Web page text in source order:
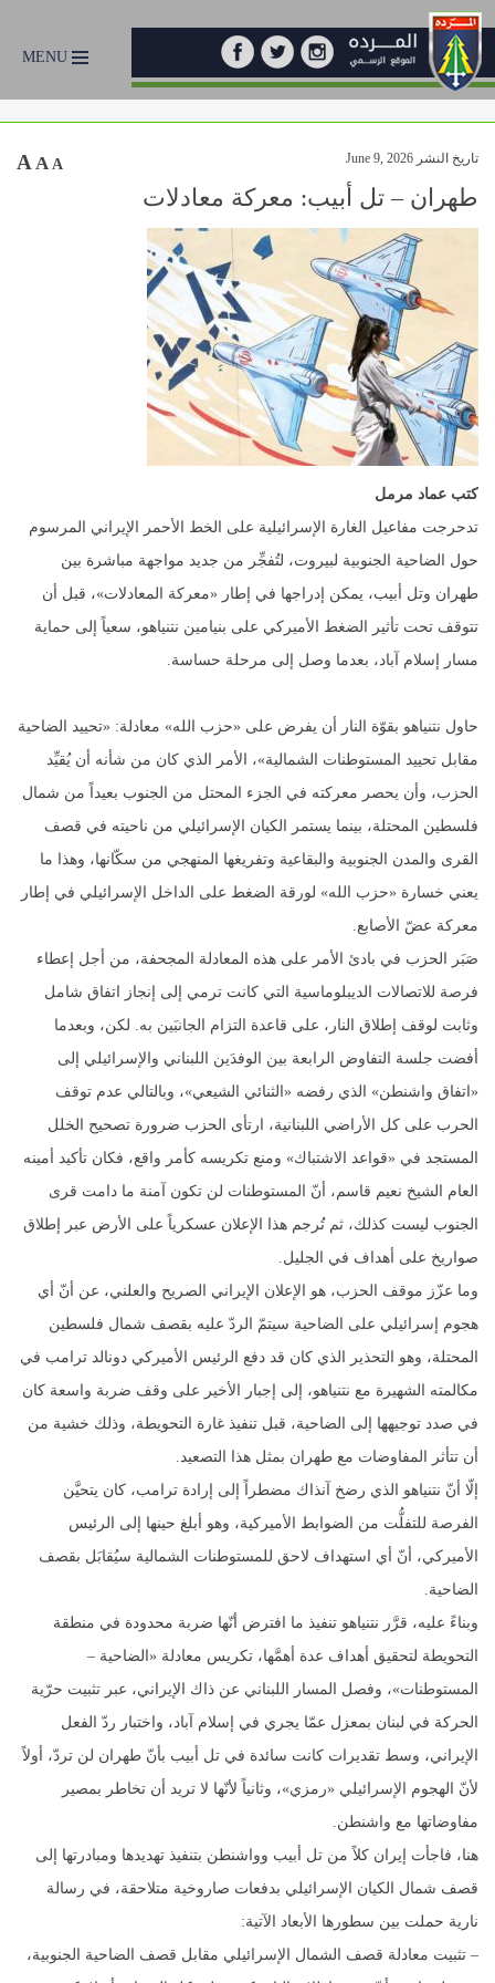
MENU
تاريخ النشر June 9, 2026 A A A
طهران – تل أبيب: معركة معادلات
كتب عماد مرمل
تدحرجت مفاعيل الغارة الإسرائيلية على الخط الأحمر الإيراني المرسوم
حول الضاحية الجنوبية لبيروت، لتُفجِّر من جديد مواجهة مباشرة بين
طهران وتل أبيب، يمكن إدراجها في إطار «معركة المعادلات»، قبل أن
تتوقف تحت تأثير الضغط الأميركي على بنيامين نتنياهو، سعياً إلى حماية
مسار إسلام آباد، بعدما وصل إلى مرحلة حساسة.
حاول نتنياهو بقوّة النار أن يفرض على «حزب الله» معادلة: «تحييد الضاحية
مقابل تحييد المستوطنات الشمالية»، الأمر الذي كان من شأنه أن يُقيِّد
الحزب، وأن يحصر معركته في الجزء المحتل من الجنوب بعيداً من شمال
فلسطين المحتلة، بينما يستمر الكيان الإسرائيلي من ناحيته في قصف
القرى والمدن الجنوبية والبقاعية وتفريغها المنهجي من سكّانها، وهذا ما
يعني خسارة «حزب الله» لورقة الضغط على الداخل الإسرائيلي في إطار
معركة عضّ الأصابع.
صَبَر الحزب في بادئ الأمر على هذه المعادلة المجحفة، من أجل إعطاء
فرصة للاتصالات الديبلوماسية التي كانت ترمي إلى إنجاز اتفاق شامل
وثابت لوقف إطلاق النار، على قاعدة التزام الجانبَين به. لكن، وبعدما
أفضت جلسة التفاوض الرابعة بين الوفدَين اللبناني والإسرائيلي إلى
«اتفاق واشنطن» الذي رفضه «الثنائي الشيعي»، وبالتالي عدم توقف
الحرب على كل الأراضي اللبنانية، ارتأى الحزب ضرورة تصحيح الخلل
المستجد في «قواعد الاشتباك» ومنع تكريسه كأمر واقع، فكان تأكيد أمينه
العام الشيخ نعيم قاسم، أنّ المستوطنات لن تكون آمنة ما دامت قرى
الجنوب ليست كذلك، ثم تُرجم هذا الإعلان عسكرياً على الأرض عبر إطلاق
صواريخ على أهداف في الجليل.
وما عزّز موقف الحزب، هو الإعلان الإيراني الصريح والعلني، عن أنّ أي
هجوم إسرائيلي على الضاحية سيتمّ الردّ عليه بقصف شمال فلسطين
المحتلة، وهو التحذير الذي كان قد دفع الرئيس الأميركي دونالد ترامب في
مكالمته الشهيرة مع نتنياهو، إلى إجبار الأخير على وقف ضربة واسعة كان
في صدد توجيهها إلى الضاحية، قبل تنفيذ غارة التحويطة، وذلك خشية من
أن تتأثر المفاوضات مع طهران بمثل هذا التصعيد.
إلّا أنّ نتنياهو الذي رضخ آنذاك مضطراً إلى إرادة ترامب، كان يتحيَّن
الفرصة للتفلُّت من الضوابط الأميركية، وهو أبلغ حينها إلى الرئيس
الأميركي، أنّ أي استهداف لاحق للمستوطنات الشمالية سيُقابَل بقصف
الضاحية.
وبناءً عليه، قرَّر نتنياهو تنفيذ ما افترض أنّها ضربة محدودة في منطقة
التحويطة لتحقيق أهداف عدة أهمَّها، تكريس معادلة «الضاحية –
المستوطنات»، وفصل المسار اللبناني عن ذاك الإيراني، عبر تثبيت حرّية
الحركة في لبنان بمعزل عمّا يجري في إسلام آباد، واختبار ردّ الفعل
الإيراني، وسط تقديرات كانت سائدة في تل أبيب بأنّ طهران لن تردّ، أولاً
لأنّ الهجوم الإسرائيلي «رمزي»، وثانياً لأنّها لا تريد أن تخاطر بمصير
مفاوضاتها مع واشنطن.
هنا، فاجأت إيران كلاً من تل أبيب وواشنطن بتنفيذ تهديدها ومبادرتها إلى
قصف شمال الكيان الإسرائيلي بدفعات صاروخية متلاحقة، في رسالة
نارية حملت بين سطورها الأبعاد الآتية:
– تثبيت معادلة قصف الشمال الإسرائيلي مقابل قصف الضاحية الجنوبية،